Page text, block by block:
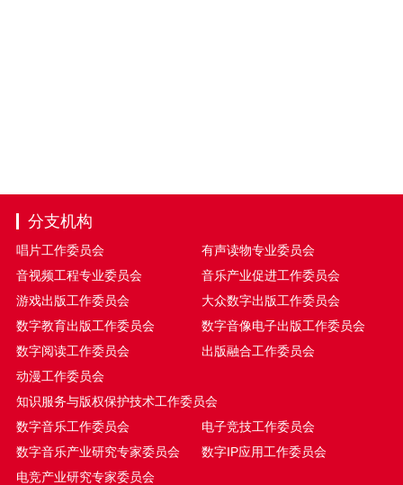
分支机构
唱片工作委员会
有声读物专业委员会
音视频工程专业委员会
音乐产业促进工作委员会
游戏出版工作委员会
大众数字出版工作委员会
数字教育出版工作委员会
数字音像电子出版工作委员会
数字阅读工作委员会
出版融合工作委员会
动漫工作委员会
知识服务与版权保护技术工作委员会
数字音乐工作委员会
电子竞技工作委员会
数字音乐产业研究专家委员会
数字IP应用工作委员会
电竞产业研究专家委员会